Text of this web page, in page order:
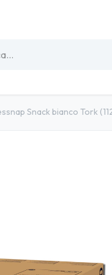
Snack bianco Tork